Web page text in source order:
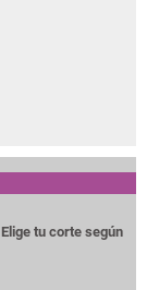
tu corte según